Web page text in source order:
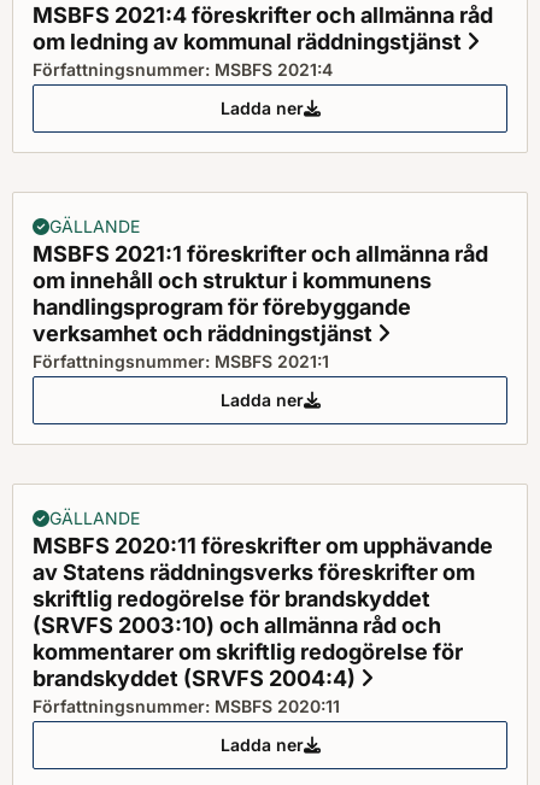
MSBFS 2021:4 föreskrifter och allmänna råd
om ledning av kommunal räddningstjänst
Författningsnummer: MSBFS 2021:4
Ladda ner
MSBFS 2021:4 föreskrifter och
GÄLLANDE
MSBFS 2021:1 föreskrifter och allmänna råd
om innehåll och struktur i kommunens
handlingsprogram för förebyggande
verksamhet och räddningstjänst
Författningsnummer: MSBFS 2021:1
Ladda ner
MSBFS 2021:1 föreskrifter och
GÄLLANDE
MSBFS 2020:11 föreskrifter om upphävande
av Statens räddningsverks föreskrifter om
skriftlig redogörelse för brandskyddet
(SRVFS 2003:10) och allmänna råd och
kommentarer om skriftlig redogörelse för
brandskyddet (SRVFS 2004:4)
Författningsnummer: MSBFS 2020:11
Ladda ner
MSBFS 2020:11 föreskrifter